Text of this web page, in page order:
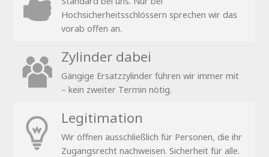
Hochsicherheitsschlössern sprechen wir das
vorab offen an.
Zylinder dabei
Gängige Ersatzzylinder führen wir immer mit
– kein zweiter Termin nötig.
Legitimation
Wir öffnen ausschließlich für Personen, die ihr
Zugangsrecht nachweisen. Sicherheit für alle.